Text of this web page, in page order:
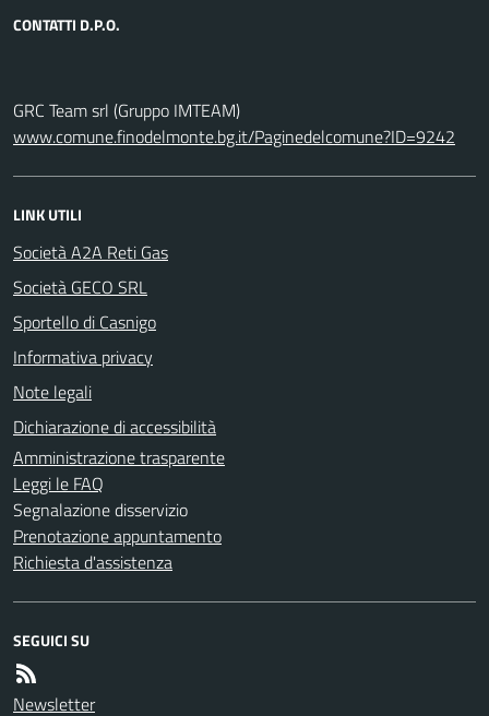
CONTATTI D.P.O.
GRC Team srl (Gruppo IMTEAM)
www.comune.finodelmonte.bg.it/Paginedelcomune?ID=9242
LINK UTILI
Società A2A Reti Gas
Società GECO SRL
Sportello di Casnigo
Informativa privacy
Note legali
Dichiarazione di accessibilità
Amministrazione trasparente
Leggi le FAQ
Segnalazione disservizio
Prenotazione appuntamento
Richiesta d'assistenza
SEGUICI SU
Newsletter